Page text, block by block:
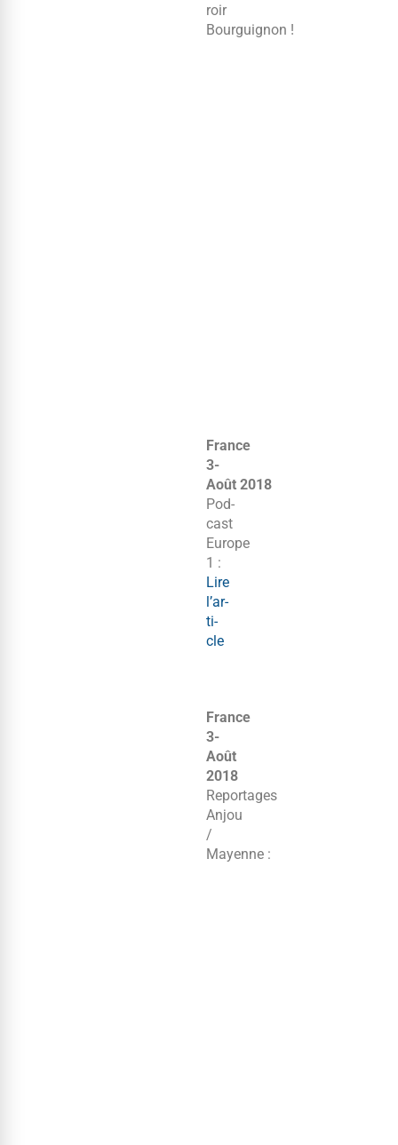
roir
Bourguignon !
France
3-
Août 2018
Pod­
cast
Europe
1 :
Lire
l’ar­
ti­
cle
France
3-
Août
2018
Reportages
Anjou
/​
Mayenne :